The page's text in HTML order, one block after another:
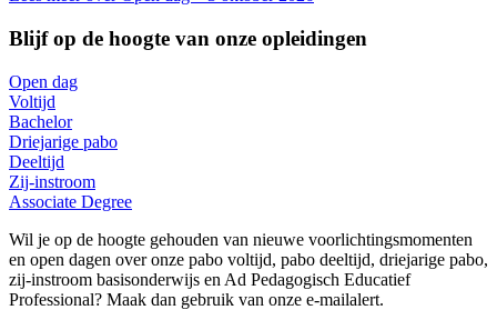
Blijf op de hoogte van onze opleidingen
Open dag
Voltijd
Bachelor
Driejarige pabo
Deeltijd
Zij-instroom
Associate Degree
Wil je op de hoogte gehouden van nieuwe voorlichtingsmomenten
en open dagen over onze pabo voltijd, pabo deeltijd, driejarige pabo,
zij-instroom basisonderwijs en Ad Pedagogisch Educatief
Professional? Maak dan gebruik van onze e-mailalert.